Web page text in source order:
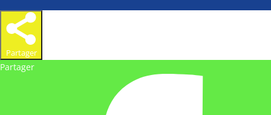
Partager
Partager